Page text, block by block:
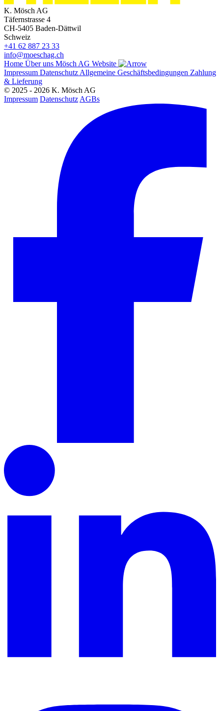
K. Mösch AG
Täfernstrasse 4
CH-5405 Baden-Dättwil
Schweiz
+41 62 887 23 33
info@moeschag.ch
Home Über uns Mösch AG Website
Impressum Datenschutz Allgemeine Geschäftsbedingungen Zahlung
& Lieferung
© 2025 - 2026 K. Mösch AG
Impressum Datenschutz AGBs